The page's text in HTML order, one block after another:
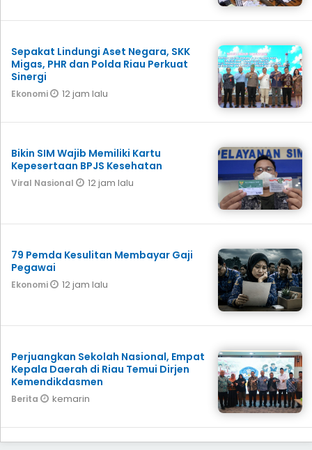
Sepakat Lindungi Aset Negara, SKK
Migas, PHR dan Polda Riau Perkuat
Sinergi
Ekonomi 12 jam lalu
Bikin SIM Wajib Memiliki Kartu
Kepesertaan BPJS Kesehatan
Viral Nasional 12 jam lalu
79 Pemda Kesulitan Membayar Gaji
Pegawai
Ekonomi 12 jam lalu
Perjuangkan Sekolah Nasional, Empat
Kepala Daerah di Riau Temui Dirjen
Kemendikdasmen
Berita kemarin